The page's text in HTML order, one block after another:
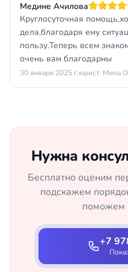
Медине Ачилова
Круглосуточная
дела,благодаря ему
пользу.Теперь всем
очень вам благодарны
30 января 2025 г.юрист: Мина
Нужна
Бесплатно оценим
подскажем
поможем
+7